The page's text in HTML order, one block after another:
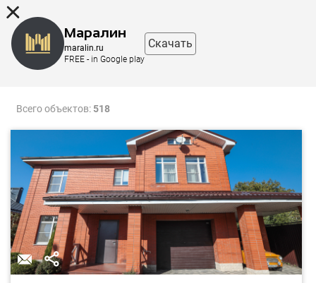
Всего объектов: 518
Маралин
maralin.ru
FREE - in Google play
Скачать